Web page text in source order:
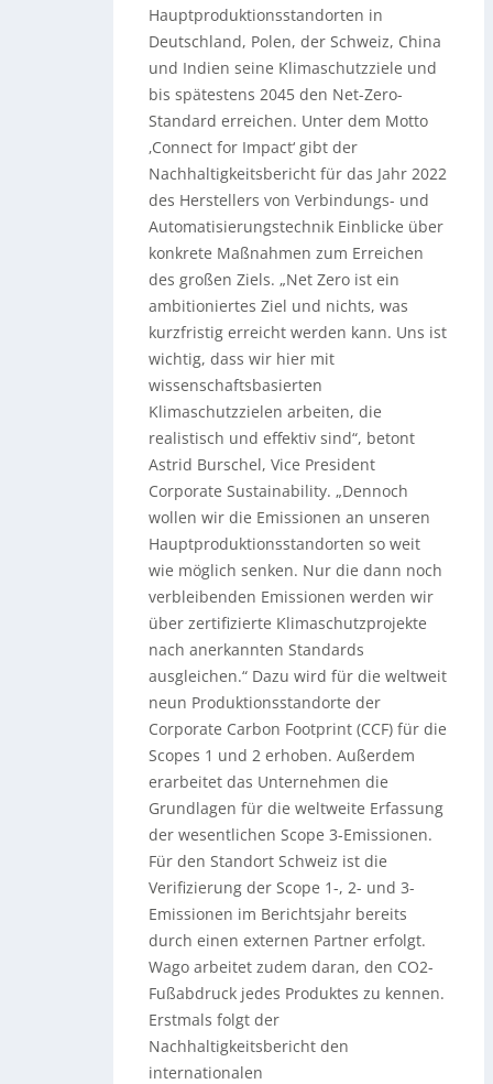
Hauptproduktionsstandorten in
Deutschland, Polen, der Schweiz, China
und Indien seine Klimaschutzziele und
bis spätestens 2045 den Net-Zero-
Standard erreichen. Unter dem Motto
‚Connect for Impact‘ gibt der
Nachhaltigkeitsbericht für das Jahr 2022
des Herstellers von Verbindungs- und
Automatisierungstechnik Einblicke über
konkrete Maßnahmen zum Erreichen
des großen Ziels. „Net Zero ist ein
ambitioniertes Ziel und nichts, was
kurzfristig erreicht werden kann. Uns ist
wichtig, dass wir hier mit
wissenschaftsbasierten
Klimaschutzzielen arbeiten, die
realistisch und effektiv sind“, betont
Astrid Burschel, Vice President
Corporate Sustainability. „Dennoch
wollen wir die Emissionen an unseren
Hauptproduktionsstandorten so weit
wie möglich senken. Nur die dann noch
verbleibenden Emissionen werden wir
über zertifizierte Klimaschutzprojekte
nach anerkannten Standards
ausgleichen.“ Dazu wird für die weltweit
neun Produktionsstandorte der
Corporate Carbon Footprint (CCF) für die
Scopes 1 und 2 erhoben. Außerdem
erarbeitet das Unternehmen die
Grundlagen für die weltweite Erfassung
der wesentlichen Scope 3-Emissionen.
Für den Standort Schweiz ist die
Verifizierung der Scope 1-, 2- und 3-
Emissionen im Berichtsjahr bereits
durch einen externen Partner erfolgt.
Wago arbeitet zudem daran, den CO2-
Fußabdruck jedes Produktes zu kennen.
Erstmals folgt der
Nachhaltigkeitsbericht den
internationalen